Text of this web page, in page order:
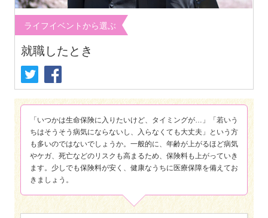
あんしん定期エール
あんしん夢終身
定期保険
家計保障・就業不能保障
家計保障定期保険ＮＥＯ
介護年金保険
あんしんねんきん介護
あんしんねんきん介護Ｒ
こども保険
5年ごと利差配当付こども保険
個人年金保険
個人年金保険
変額保険
契約者貸付の利用・返済
保障内容の見直し・契約の解約
変額保険・変額年金保険固有のお
ライフイベントごとのお手続き
急な資金が必要なとき
引越しするとき
結婚するとき
保険料の支払いが困難なとき
海外渡航するとき
確定申告・年末調整するとき
子どもが生まれるとき
子どもが独立・就職するとき
転職・退職するとき
離婚するとき
介護が必要になったとき
採用情報
保険金等の適切なお支払いに向け
あんしん解体新書
お問い合わせ
よくある質問
保険用語集
東京海上ホールディングス
ライフイベントから選ぶ
就職したとき
「いつかは生命保険に入りたいけど、タイミングが…」「若いう
ちはそうそう病気にならないし、入らなくても大丈夫」という方
も多いのではないでしょうか。一般的に、年齢が上がるほど病気
やケガ、死亡などのリスクも高まるため、保険料も上がっていき
ます。少しでも保険料が安く、健康なうちに医療保障を備えてお
きましょう。